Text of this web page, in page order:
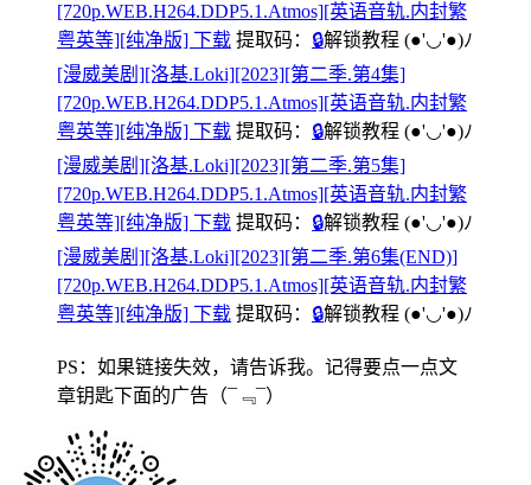
[720p.WEB.H264.DDP5.1.Atmos][英语音轨.内封繁
粤英等][纯净版] 下载 提取码： 🔒解锁教程 (●'◡'●)ﾉ
[漫威美剧][洛基.Loki][2023][第二季.第4集]
[720p.WEB.H264.DDP5.1.Atmos][英语音轨.内封繁
粤英等][纯净版] 下载 提取码： 🔒解锁教程 (●'◡'●)ﾉ
[漫威美剧][洛基.Loki][2023][第二季.第5集]
[720p.WEB.H264.DDP5.1.Atmos][英语音轨.内封繁
粤英等][纯净版] 下载 提取码： 🔒解锁教程 (●'◡'●)ﾉ
[漫威美剧][洛基.Loki][2023][第二季.第6集(END)]
[720p.WEB.H264.DDP5.1.Atmos][英语音轨.内封繁
粤英等][纯净版] 下载 提取码： 🔒解锁教程 (●'◡'●)ﾉ
PS：如果链接失效，请告诉我。记得要点一点文
章钥匙下面的广告 （¯﹃¯）